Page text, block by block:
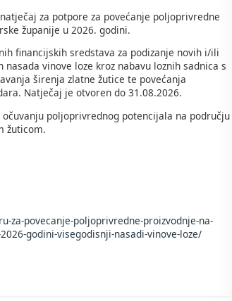
za potpore za povećanje poljoprivredne
županije u 2026. godini.
financijskih sredstava za podizanje novih i/ili
vinove loze kroz nabavu loznih sadnica s
širenja zlatne žutice te povećanja
Natječaj je otvoren do 31.08.2026.
poljoprivrednog potencijala na području
žuticom.
za-povecanje-poljoprivredne-proizvodnje-na-
godini-visegodisnji-nasadi-vinove-loze/